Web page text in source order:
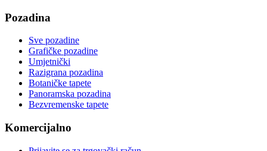
Pozadina
Sve pozadine
Grafičke pozadine
Umjetnički
Razigrana pozadina
Botaničke tapete
Panoramska pozadina
Bezvremenske tapete
Komercijalno